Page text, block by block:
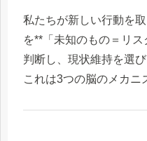
私たちが新しい行動を
を**「未知のもの＝リ
判断し、現状維持を選び
これは3つの脳のメカニ